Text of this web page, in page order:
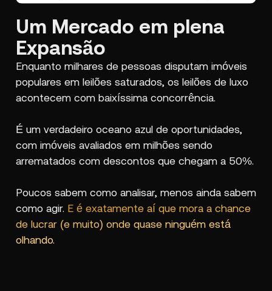
Um Mercado em plena
Expansão
Enquanto milhares de pessoas disputam imóveis
populares em leilões saturados, os leilões de luxo
acontecem com baixíssima concorrência.
É um verdadeiro oceano azul de oportunidades,
com imóveis avaliados em milhões sendo
arrematados com descontos que chegam a 50%.
Poucos sabem como analisar, menos ainda sabem
como agir. E é exatamente aí que mora a chance
de lucrar (e muito) onde quase ninguém está
olhando.